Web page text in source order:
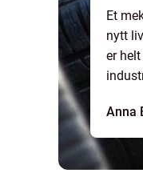
Et
nytt
er
Anna